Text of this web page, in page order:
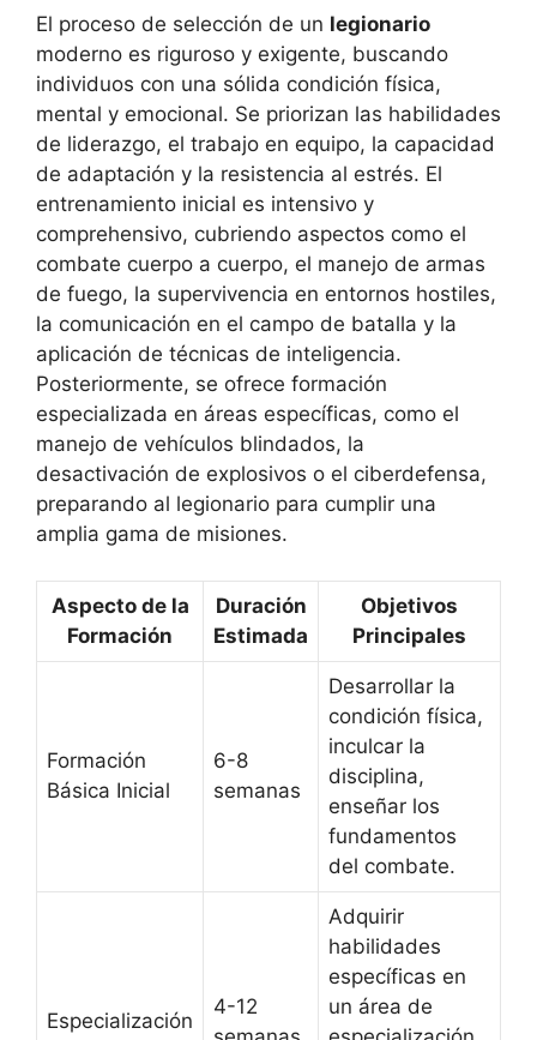
El proceso de selección de un legionario
moderno es riguroso y exigente, buscando
individuos con una sólida condición física,
mental y emocional. Se priorizan las habilidades
de liderazgo, el trabajo en equipo, la capacidad
de adaptación y la resistencia al estrés. El
entrenamiento inicial es intensivo y
comprehensivo, cubriendo aspectos como el
combate cuerpo a cuerpo, el manejo de armas
de fuego, la supervivencia en entornos hostiles,
la comunicación en el campo de batalla y la
aplicación de técnicas de inteligencia.
Posteriormente, se ofrece formación
especializada en áreas específicas, como el
manejo de vehículos blindados, la
desactivación de explosivos o el ciberdefensa,
preparando al legionario para cumplir una
amplia gama de misiones.
Aspecto de la
Formación
Duración
Estimada
Objetivos
Principales
Formación
Básica Inicial
6-8
semanas
Desarrollar la
condición física,
inculcar la
disciplina,
enseñar los
fundamentos
del combate.
Especialización
4-12
Adquirir
habilidades
específicas en
un área de